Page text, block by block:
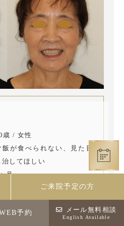
ご来院予定の方
予約 メール無料相談
English Available
歳 / 女性
飯が食べられない、見た目
治してほしい
月
円（税込）×7本